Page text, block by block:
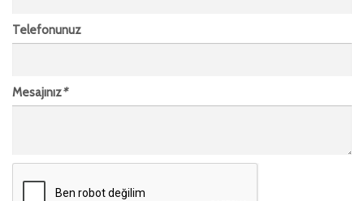
Telefonunuz
Mesajınız*